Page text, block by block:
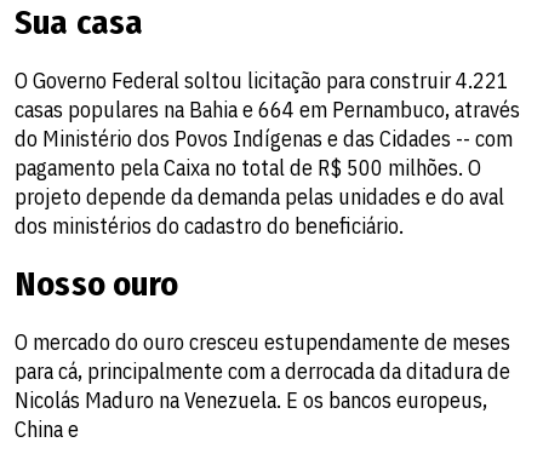
Sua casa
O Governo Federal soltou licitação para construir 4.221
casas populares na Bahia e 664 em Pernambuco, através
do Ministério dos Povos Indígenas e das Cidades -- com
pagamento pela Caixa no total de R$ 500 milhões. O
projeto depende da demanda pelas unidades e do aval
dos ministérios do cadastro do beneficiário.
Nosso ouro
O mercado do ouro cresceu estupendamente de meses
para cá, principalmente com a derrocada da ditadura de
Nicolás Maduro na Venezuela. E os bancos europeus,
China e